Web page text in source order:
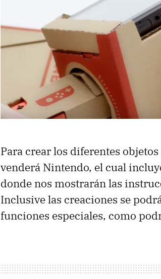
Para crear los diferentes
venderá Nintendo, el cual
donde nos mostrarán las
Inclusive las creaciones se
funciones especiales, como